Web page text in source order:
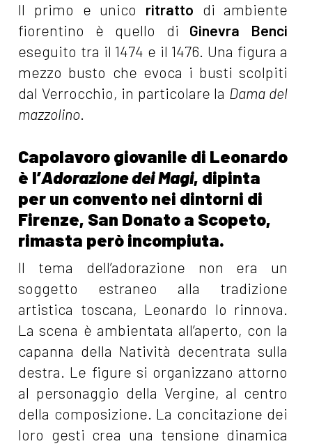
Il primo e unico ritratto di ambiente
fiorentino è quello di Ginevra Benci
eseguito tra il 1474 e il 1476. Una figura a
mezzo busto che evoca i busti scolpiti
dal Verrocchio, in particolare la Dama del
mazzolino.
Capolavoro giovanile di Leonardo
è l’Adorazione dei Magi, dipinta
per un convento nei dintorni di
Firenze, San Donato a Scopeto,
rimasta però incompiuta.
Il tema dell’adorazione non era un
soggetto estraneo alla tradizione
artistica toscana, Leonardo lo rinnova.
La scena è ambientata all’aperto, con la
capanna della Natività decentrata sulla
destra. Le figure si organizzano attorno
al personaggio della Vergine, al centro
della composizione. La concitazione dei
loro gesti crea una tensione dinamica